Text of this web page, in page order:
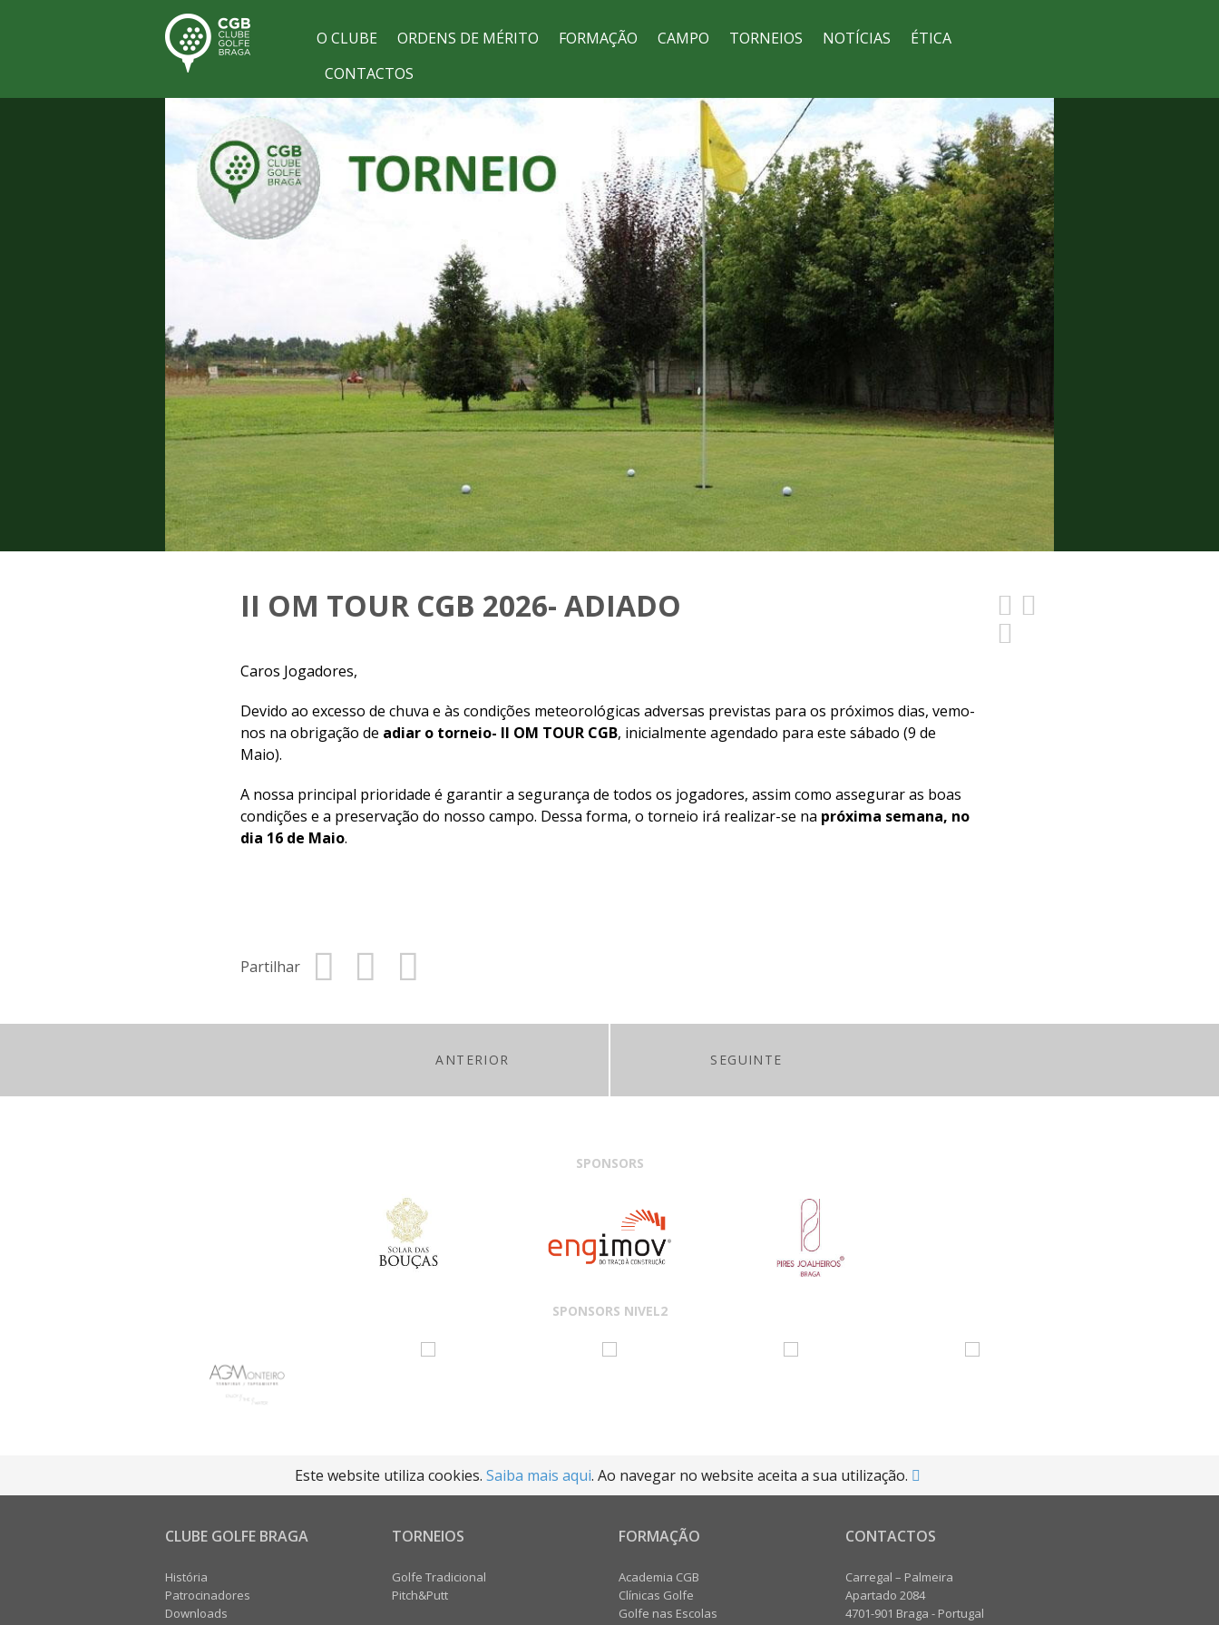
O CLUBE ORDENS DE MÉRITO FORMAÇÃO CAMPO TORNEIOS NOTÍCIAS
ÉTICA
CONTACTOS
II OM TOUR CGB 2026- ADIADO
Caros Jogadores,
Devido ao excesso de chuva e às condições meteorológicas adversas previstas para os próximos dias, vemo-
nos na obrigação de adiar o torneio- II OM TOUR CGB, inicialmente agendado para este sábado (9 de
Maio).
A nossa principal prioridade é garantir a segurança de todos os jogadores, assim como assegurar as boas
condições e a preservação do nosso campo. Dessa forma, o torneio irá realizar-se na próxima semana, no
dia 16 de Maio.
Partilhar
ANTERIOR SEGUINTE
SPONSORS
SPONSORS NIVEL2
Este website utiliza cookies. Saiba mais aqui. Ao navegar no website aceita a sua utilização.
CLUBE GOLFE BRAGA
História
Patrocinadores
Downloads
TORNEIOS
Golfe Tradicional
Pitch&Putt
FORMAÇÃO
Academia CGB
Clínicas Golfe
Golfe nas Escolas
CONTACTOS
Carregal – Palmeira
Apartado 2084
4701-901 Braga - Portugal